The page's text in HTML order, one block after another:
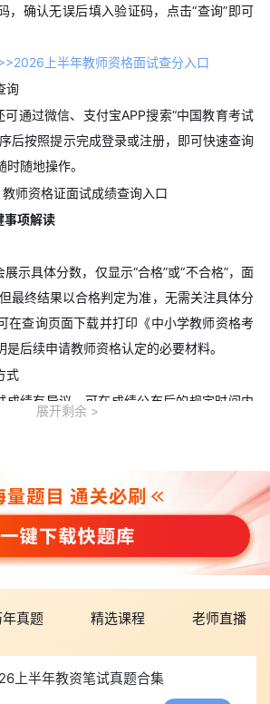
，确认无误后填入验证码，点击“查询”即可
上半年教师资格面试查分入口
询
可通过微信、支付宝APP搜索“中国教育考试
后按照提示完成登录或注册，即可快速查询
随地操作。
事项解读
示具体分数，仅显示“合格”或“不合格”，面
最终结果以合格判定为准，无需关注具体分
在查询页面下载并打印《中小学教师资格考
后续申请教师资格认定的必要材料。
式
成绩有异议，可在成绩公布后的规定时间内
试成绩在有效期内的考生，需在《中小学教
的3年有效期内，按户籍所在地或居住证申
学历证明、体检报告、思想品德鉴定表等材
认定通过后，即可领取正式的教师资格证
年上半年各省份教师资格证认定时间汇总
资格面试考试已经结束，各科目、学段面试
展开剩余
年真题 精选课程 老师直播
上半年教资笔试真题合集